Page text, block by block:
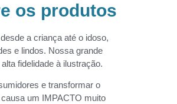
os produtos
a criança até o idoso,
e lindos. Nossa grande
fidelidade à ilustração.
e transformar o
um IMPACTO muito